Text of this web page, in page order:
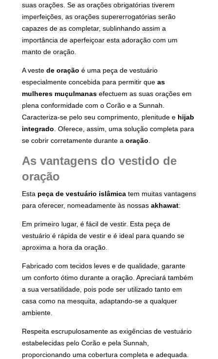
suas orações. Se as orações obrigatórias tiverem
imperfeições, as orações supererrogatórias serão
capazes de as completar, sublinhando assim a
importância de aperfeiçoar esta adoração com um
manto de oração.
A veste de oração é uma peça de vestuário
especialmente concebida para permitir que as
mulheres muçulmanas efectuem as suas orações em
plena conformidade com o Corão e a Sunnah.
Caracteriza-se pelo seu comprimento, plenitude e hijab
integrado . Oferece, assim, uma solução completa para
se cobrir corretamente durante a oração
As vantagens do vestido de
oração
Esta peça de vestuário islâmica tem muitas vantagens
para oferecer, nomeadamente às nossas akhawat:
Em primeiro lugar, é fácil de vestir. Esta peça de
vestuário é rápida de vestir e é ideal para quando se
aproxima a hora da oração.
Fabricado com tecidos leves e de qualidade, garante
um conforto ótimo durante a oração. Apreciará também
a sua versatilidade, pois pode ser utilizado tanto em
casa como na mesquita, adaptando-se a qualquer
ambiente.
Respeita escrupulosamente as exigências de vestuário
estabelecidas pelo Corão e pela Sunnah,
proporcionando uma cobertura completa e adequada.